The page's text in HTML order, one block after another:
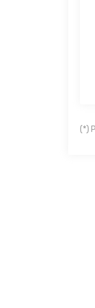
(*)